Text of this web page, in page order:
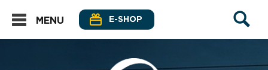
MENU E-SHOP